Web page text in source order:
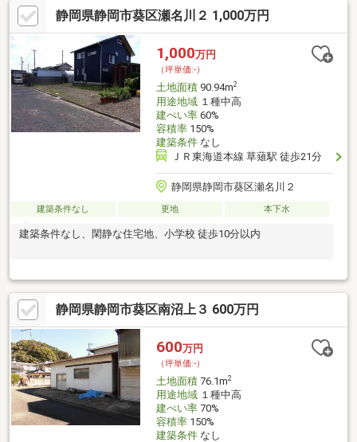
静岡県静岡市葵区瀬名川２ 1,000万円
1,000万円
（坪単価:-）
土地面積90.94m2
用途地域１種中高
建ぺい率60%
容積率150%
建築条件なし
ＪＲ東海道本線 草薙駅 徒歩21分
静岡県静岡市葵区瀬名川２
建築条件なし 更地 本下水
建築条件なし、閑静な住宅地、小学校 徒歩10分以内
静岡県静岡市葵区南沼上３ 600万円
600万円
（坪単価:-）
土地面積76.1m2
用途地域１種中高
建ぺい率70%
容積率150%
建築条件なし